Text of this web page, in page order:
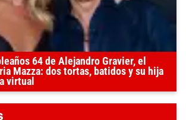
64 de Alejandro Gravier, el
Mazza: dos tortas, batidos y su hija
virtual